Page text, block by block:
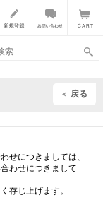
戻る
せにつきましては、
わせにつきまして
存じ上げます。